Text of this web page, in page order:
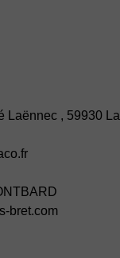
Laënnec , 59930 La
bret.com